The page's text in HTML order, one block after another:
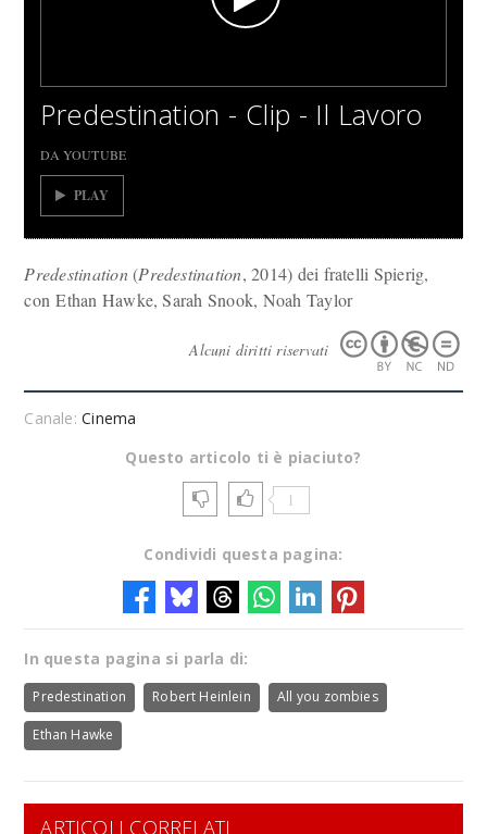
Predestination - Clip - Il Lavoro
DA YOUTUBE
PLAY
Predestination(Predestination, 2014) dei fratelli Spierig,
con Ethan Hawke, Sarah Snook, Noah Taylor
Alcuni diritti riservati
Canale:Cinema
Questo articolo ti è piaciuto?
1
Condividi questa pagina:
In questa pagina si parla di:
Predestination Robert Heinlein All you zombies
Ethan Hawke
ARTICOLI CORRELATI